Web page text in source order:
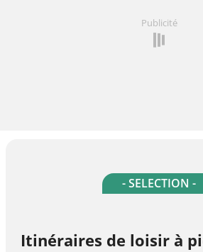
Publicité
- SELECTION -
Itinéraires de loisir à